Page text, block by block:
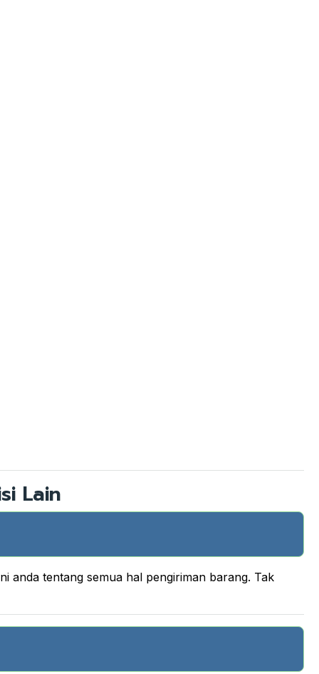
Lain
anda tentang semua hal pengiriman barang. Tak